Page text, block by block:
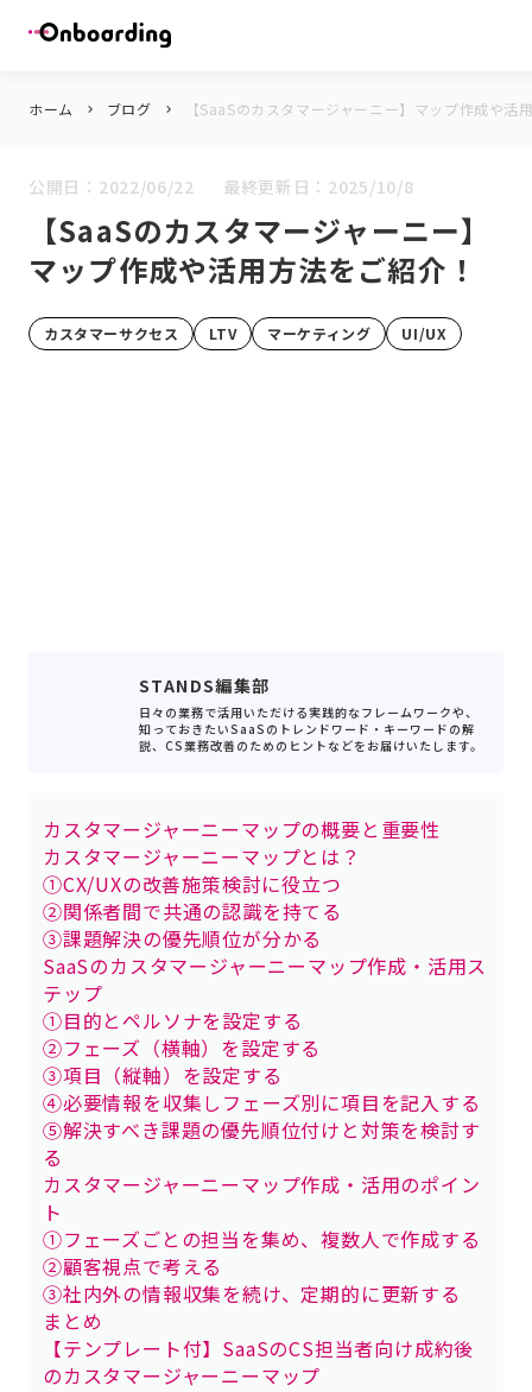
ホーム keyboard_arrow_right ブログ keyboard_arrow_right 【SaaSのカスタマージャーニー】マップ作成や活
公開日： 2022/06/22 最終更新日： 2025/10/8
【SaaSのカスタマージャーニー】
マップ作成や活用方法をご紹介！
カスタマーサクセス LTV マーケティング UI/UX
STANDS編集部
日々の業務で活用いただける実践的なフレームワークや、
知っておきたいSaaSのトレンドワード・キーワードの解
説、CS業務改善のためのヒントなどをお届けいたします。
カスタマージャーニーマップの概要と重要性
カスタマージャーニーマップとは？
①CX/UXの改善施策検討に役立つ
②関係者間で共通の認識を持てる
③課題解決の優先順位が分かる
SaaSのカスタマージャーニーマップ作成・活用ス
テップ
①目的とペルソナを設定する
②フェーズ（横軸）を設定する
③項目（縦軸）を設定する
④必要情報を収集しフェーズ別に項目を記入する
⑤解決すべき課題の優先順位付けと対策を検討す
る
カスタマージャーニーマップ作成・活用のポイン
ト
①フェーズごとの担当を集め、複数人で作成する
②顧客視点で考える
③社内外の情報収集を続け、定期的に更新する
まとめ
【テンプレート付】SaaSのCS担当者向け成約後
のカスタマージャーニーマップ